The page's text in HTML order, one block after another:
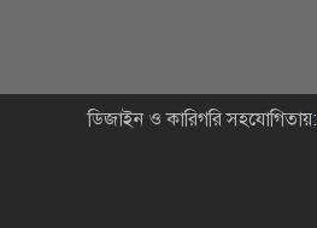
ডিজাইন ও কারিগরি সহযোগিতায়: